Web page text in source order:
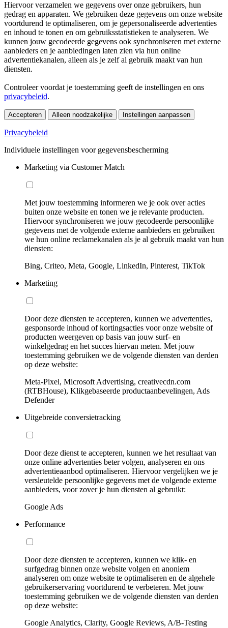
Hiervoor verzamelen we gegevens over onze gebruikers, hun
gedrag en apparaten. We gebruiken deze gegevens om onze website
voortdurend te optimaliseren, om je gepersonaliseerde advertenties
en inhoud te tonen en om gebruiksstatistieken te analyseren. We
kunnen jouw gecodeerde gegevens ook synchroniseren met externe
aanbieders en je aanbiedingen laten zien via hun online
advertentiekanalen, alleen als je zelf al gebruik maakt van hun
diensten.
Controleer voordat je toestemming geeft de instellingen en ons
privacybeleid.
Accepteren Alleen noodzakelijke Instellingen aanpassen
Privacybeleid
Individuele instellingen voor gegevensbescherming
Marketing via Customer Match
Met jouw toestemming informeren we je ook over acties
buiten onze website en tonen we je relevante producten.
Hiervoor synchroniseren we jouw gecodeerde persoonlijke
gegevens met de volgende externe aanbieders en gebruiken
we hun online reclamekanalen als je al gebruik maakt van hun
diensten:
Bing, Criteo, Meta, Google, LinkedIn, Pinterest, TikTok
Marketing
Door deze diensten te accepteren, kunnen we advertenties,
gesponsorde inhoud of kortingsacties voor onze website of
producten weergeven op basis van jouw surf- en
winkelgedrag en het succes hiervan meten. Met jouw
toestemming gebruiken we de volgende diensten van derden
op deze website:
Meta-Pixel, Microsoft Advertising, creativecdn.com
(RTBHouse), Klikgebaseerde productaanbevelingen, Ads
Defender
Uitgebreide conversietracking
Door deze dienst te accepteren, kunnen we het resultaat van
onze online advertenties beter volgen, analyseren en ons
advertentieaanbod optimaliseren. Hiervoor vergelijken we je
versleutelde persoonlijke gegevens met de volgende externe
aanbieders, voor zover je hun diensten al gebruikt:
Google Ads
Performance
Door deze diensten te accepteren, kunnen we klik- en
surfgedrag binnen onze website volgen en anoniem
analyseren om onze website te optimaliseren en de algehele
gebruikerservaring voortdurend te verbeteren. Met jouw
toestemming gebruiken we de volgende diensten van derden
op deze website:
Google Analytics, Clarity, Google Reviews, A/B-Testing